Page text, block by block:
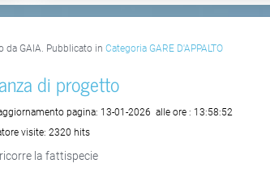
da GAIA. Pubblicato inCategoria GARE D'APPALTO
di progetto
pagina: 13-01-2026 alle ore : 13:58:52
visite:2320 hits
la fattispecie